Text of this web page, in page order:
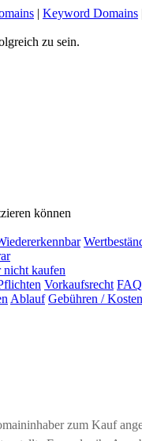
| Keyword Domains
zu sein.
können
nicht kaufen
Vorkaufsrecht FAQ
Ablauf Gebühren / Kosten
zum Kauf